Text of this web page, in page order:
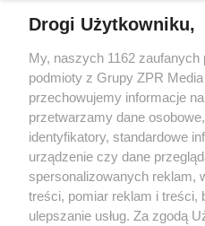
Żaden utwór zamieszczony w
rozpowszechniany lub dalej
tym także elektroniczny lub
eksploatacji w jakiejkolwiek formie,
bez pisemnej zgody właściciela praw.
wykorzystanie utworów w całości lub
bez właściwej zgody, jest zabronione
prawnie.
Drogi Użytkowniku,
My, naszych 1162 zaufanych
podmioty z Grupy ZPR
przechowujemy informacje
przetwarzamy dane
identyfikatory, standardowe
urządzenie czy dane
spersonalizowanych reklam,
treści, pomiar reklam i treści,
ulepszanie usług. Za zgodą